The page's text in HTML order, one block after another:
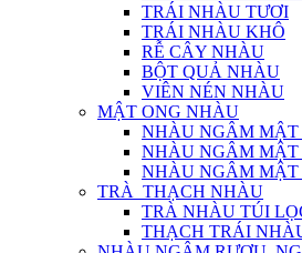
TRÁI NHÀU TƯƠI
TRÁI NHÀU KHÔ
RỄ CÂY NHÀU
BỘT QUẢ NHÀU
VIÊN NÉN NHÀU
MẬT ONG NHÀU
NHÀU NGÂM MẬT
NHÀU NGÂM
NHÀU NGÂM
TRÀ_THẠCH NHÀU
TRÀ NHÀU TÚI
THẠCH TRÁI